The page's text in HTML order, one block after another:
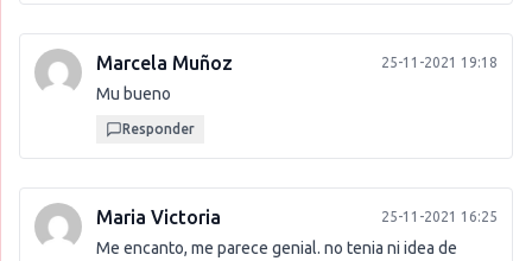
Marcela Muñoz 25-11-2021 19:18
Mu bueno
Responder
Maria Victoria 25-11-2021 16:25
Me encanto, me parece genial. no tenia ni idea de